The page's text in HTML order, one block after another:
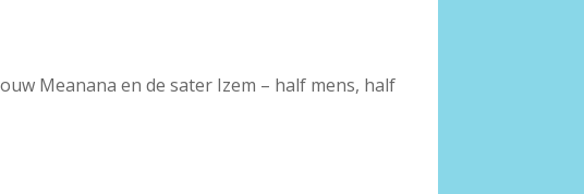
Meanana en de sater Izem – half mens, half